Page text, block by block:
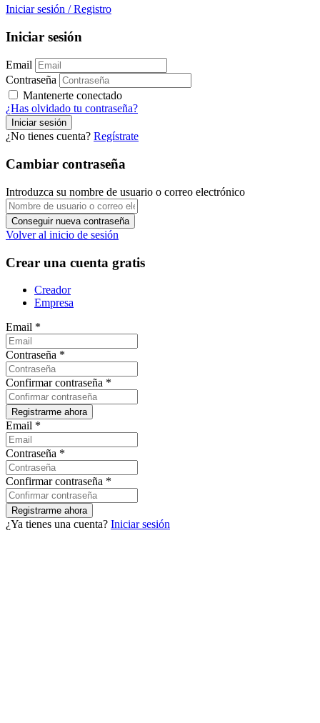
Iniciar sesión / Registro
Iniciar sesión
Email
Contraseña
Mantenerte conectado
¿Has olvidado tu contraseña?
¿No tienes cuenta? Regístrate
Cambiar contraseña
Introduzca su nombre de usuario o correo electrónico
Volver al inicio de sesión
Crear una cuenta gratis
Creador
Empresa
Email *
Contraseña *
Confirmar contraseña *
Email *
Contraseña *
Confirmar contraseña *
¿Ya tienes una cuenta? Iniciar sesión